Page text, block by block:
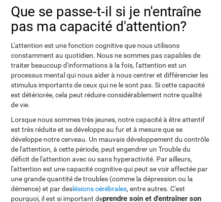
Que se passe-t-il si je n'entraîne
pas ma capacité d'attention?
L'attention est une fonction cognitive que nous utilisons
constamment au quotidien. Nous ne sommes pas capables de
traiter beaucoup d'informations à la fois, l'attention est un
processus mental qui nous aider à nous centrer et différencier les
stimulus importants de ceux qui ne le sont pas. Si cette capacité
est détériorée, cela peut réduire considérablement notre qualité
de vie.
Lorsque nous sommes très jeunes, notre capacité à être attentif
est très réduite et se développe au fur et à mesure que se
développe notre cerveau. Un mauvais développement du contrôle
de l'attention, à cette période, peut engendrer un Trouble du
déficit de l'attention avec ou sans hyperactivité. Par ailleurs,
l'attention est une capacité cognitive qui peut se voir affectée par
une grande quantité de troubles (comme la dépression ou la
démence) et par deslésions cérébrales, entre autres. C'est
pourquoi, il est si important deprendre soin et d'entraîner son